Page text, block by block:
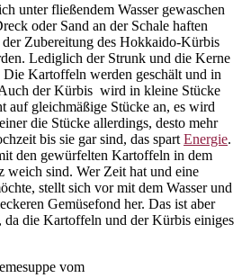
unter fließendem Wasser gewaschen
oder Sand an der Schale haften
Zubereitung des Hokkaido-Kürbis
Lediglich der Strunk und die Kerne
Kartoffeln werden geschält und in
der Kürbis wird in kleine Stücke
auf gleichmäßige Stücke an, es wird
die Stücke allerdings, desto mehr
bis sie gar sind, das spart Energie.
den gewürfelten Kartoffeln in dem
weich sind. Wer Zeit hat und eine
stellt sich vor mit dem Wasser und
Gemüsefond her. Das ist aber
die Kartoffeln und der Kürbis einiges